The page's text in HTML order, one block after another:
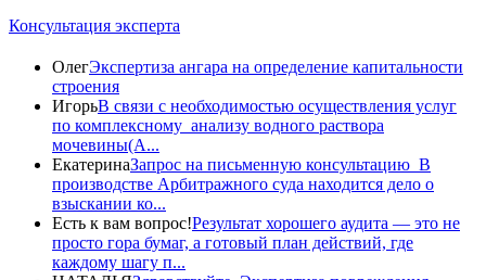
Консультация эксперта
ОлегЭкспертиза ангара на определение капитальности
строения
ИгорьВ связи с необходимостью осуществления услуг
по комплексному анализу водного раствора
мочевины(A...
ЕкатеринаЗапрос на письменную консультацию В
производстве Арбитражного суда находится дело о
взыскании ко...
Есть к вам вопрос!Результат хорошего аудита — это не
просто гора бумаг, а готовый план действий, где
каждому шагу п...